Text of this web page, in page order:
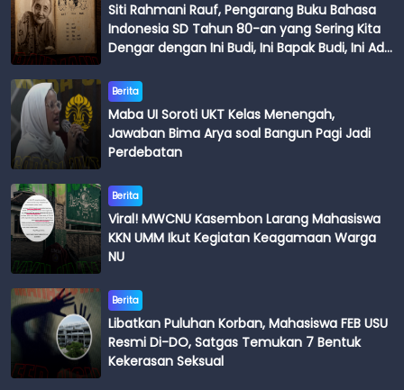
Siti Rahmani Rauf, Pengarang Buku Bahasa
Indonesia SD Tahun 80-an yang Sering Kita
Dengar dengan Ini Budi, Ini Bapak Budi, Ini Adik
Berita
Maba UI Soroti UKT Kelas Menengah,
Jawaban Bima Arya soal Bangun Pagi Jadi
Perdebatan
Berita
Viral! MWCNU Kasembon Larang Mahasiswa
KKN UMM Ikut Kegiatan Keagamaan Warga
NU
Berita
Libatkan Puluhan Korban, Mahasiswa FEB USU
Resmi Di-DO, Satgas Temukan 7 Bentuk
Kekerasan Seksual